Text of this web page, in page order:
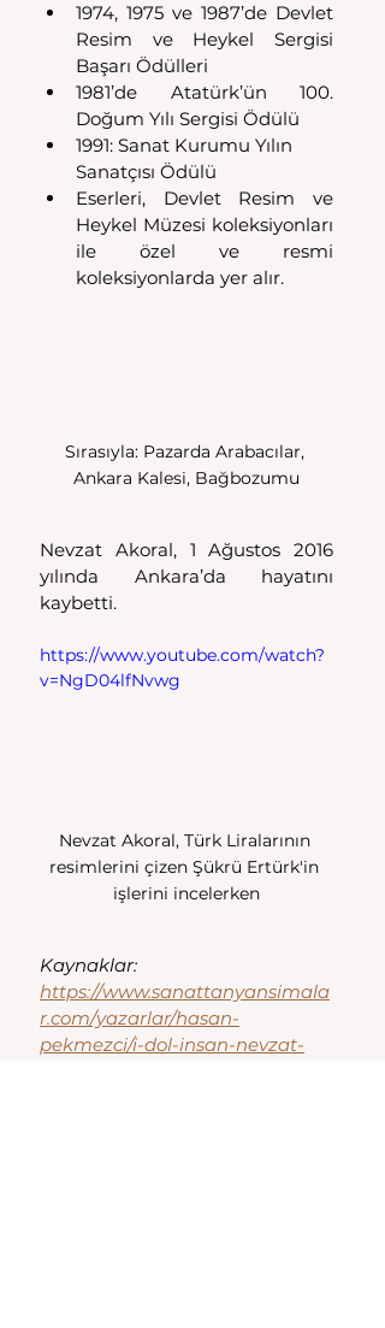
1974, 1975 ve 1987’de Devlet
Resim ve Heykel Sergisi
Başarı Ödülleri
1981’de Atatürk’ün 100.
Doğum Yılı Sergisi Ödülü
1991: Sanat Kurumu Yılın
Sanatçısı Ödülü
Eserleri, Devlet Resim ve
Heykel Müzesi koleksiyonları
ile özel ve resmi
koleksiyonlarda yer alır.
Sırasıyla: Pazarda Arabacılar,
Ankara Kalesi, Bağbozumu
Nevzat Akoral, 1 Ağustos 2016
yılında Ankara’da hayatını
kaybetti.
https://www.youtube.com/watch?
v=NgD04lfNvwg
Nevzat Akoral, Türk Liralarının
resimlerini çizen Şükrü Ertürk'in
işlerini incelerken
Kaynaklar:
https://www.sanattanyansimala
r.com/yazarlar/hasan-
pekmezci/i-dol-insan-nevzat-